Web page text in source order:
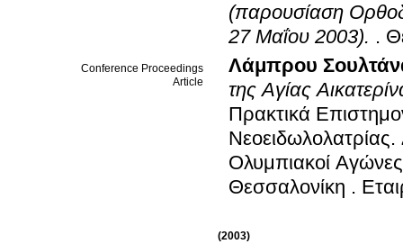
(παρουσίαση
27 Μαΐου 2003). .
Conference Proceedings
Article
Λάμπρου
της Αγίας
Πρακτικά
Ολυμπιακοί
Θεσσαλονίκη .
(2003)